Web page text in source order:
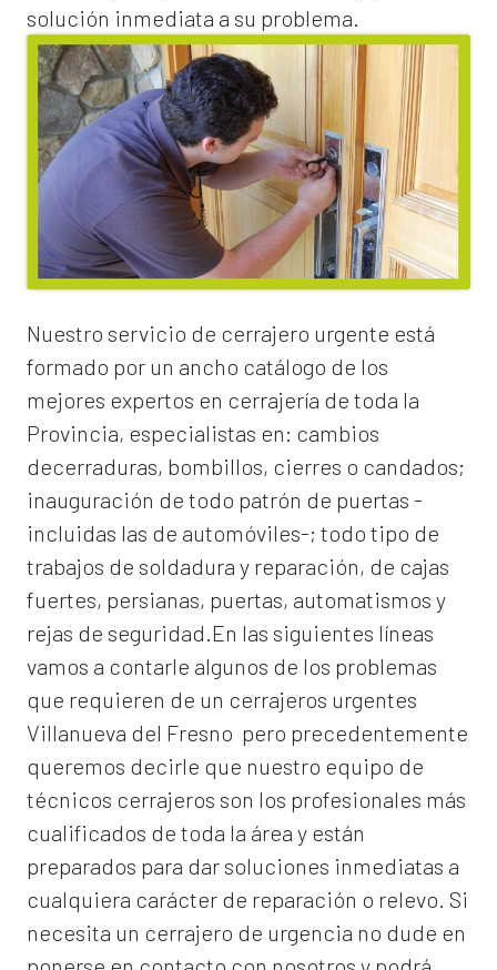
solución inmediata a su problema.
Nuestro servicio de cerrajero urgente está
formado por un ancho catálogo de los
mejores expertos en cerrajería de toda la
Provincia, especialistas en: cambios
decerraduras, bombillos, cierres o candados;
inauguración de todo patrón de puertas -
incluidas las de automóviles-; todo tipo de
trabajos de soldadura y reparación, de cajas
fuertes, persianas, puertas, automatismos y
rejas de seguridad.En las siguientes líneas
vamos a contarle algunos de los problemas
que requieren de un cerrajeros urgentes
Villanueva del Fresno pero precedentemente
queremos decirle que nuestro equipo de
técnicos cerrajeros son los profesionales más
cualificados de toda la área y están
preparados para dar soluciones inmediatas a
cualquiera carácter de reparación o relevo. Si
necesita un cerrajero de urgencia no dude en